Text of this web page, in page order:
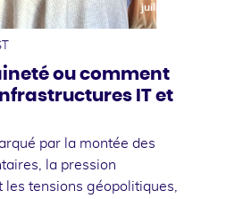
juillet
ou comment
IT et
par la montée des
la pression
tensions géopolitiques,